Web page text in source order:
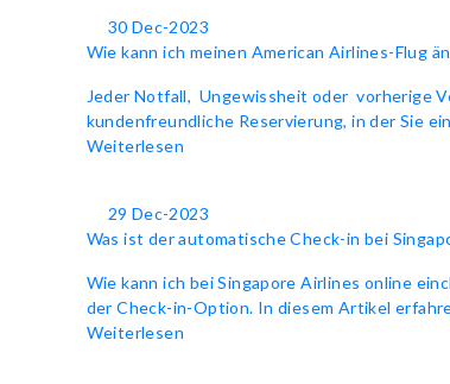
30 Dec-2023
Wie kann ich meinen American Airlines-Flug
Jeder Notfall, Ungewissheit oder vorherige
kundenfreundliche Reservierung, in der Sie
Weiterlesen
29 Dec-2023
Was ist der automatische Check-in bei
Wie kann ich bei Singapore Airlines online
der Check-in-Option. In diesem Artikel
Weiterlesen